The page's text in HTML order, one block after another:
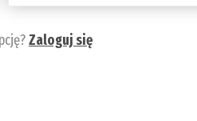
Zaloguj się